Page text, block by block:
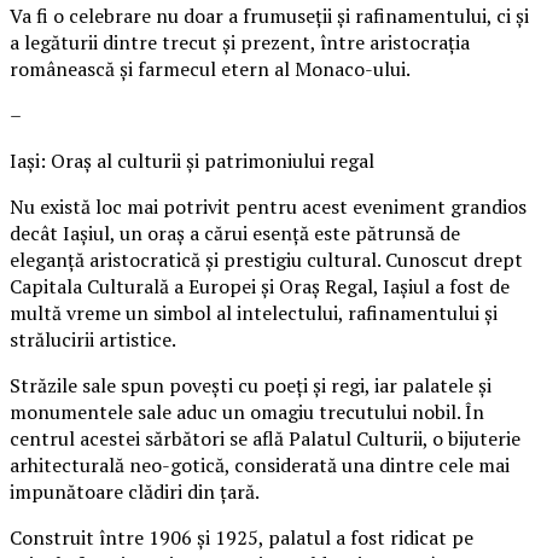
Va fi o celebrare nu doar a frumuseții și rafinamentului, ci și
a legăturii dintre trecut și prezent, între aristocrația
românească și farmecul etern al Monaco-ului.
–
Iași: Oraș al culturii și patrimoniului regal
Nu există loc mai potrivit pentru acest eveniment grandios
decât Iașiul, un oraș a cărui esență este pătrunsă de
eleganță aristocratică și prestigiu cultural. Cunoscut drept
Capitala Culturală a Europei și Oraș Regal, Iașiul a fost de
multă vreme un simbol al intelectului, rafinamentului și
strălucirii artistice.
Străzile sale spun povești cu poeți și regi, iar palatele și
monumentele sale aduc un omagiu trecutului nobil. În
centrul acestei sărbători se află Palatul Culturii, o bijuterie
arhitecturală neo-gotică, considerată una dintre cele mai
impunătoare clădiri din țară.
Construit între 1906 și 1925, palatul a fost ridicat pe